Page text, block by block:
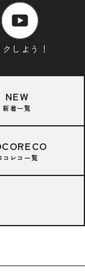
しよう！
NEW
新着一覧
コレコ一覧